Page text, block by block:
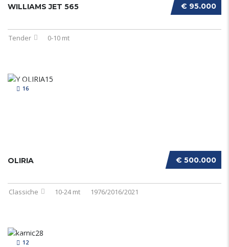
€ 95.000
WILLIAMS JET 565
Tender 0-10 mt
16
€ 500.000
OLIRIA
Classiche 10-24 mt 1976/2016/2021
12